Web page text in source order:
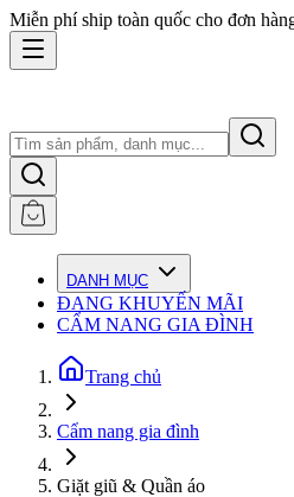
Miễn phí ship toàn quốc cho đơn
DANH MỤC
ĐANG KHUYẾN MÃI
CẨM NANG GIA ĐÌNH
Trang chủ
Cẩm nang gia đình
Giặt giũ & Quần áo